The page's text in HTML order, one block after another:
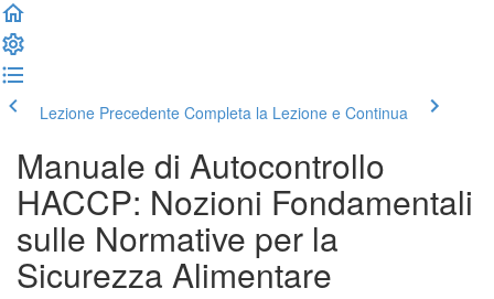
Lezione Precedente Completa la Lezione e Continua
Manuale di Autocontrollo
HACCP: Nozioni Fondamentali
sulle Normative per la
Sicurezza Alimentare